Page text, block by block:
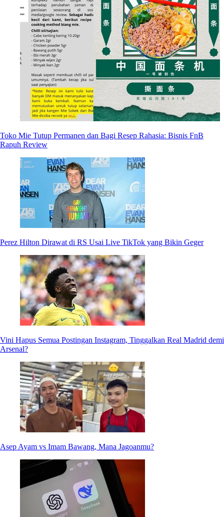
Toko Mie Tutup Permanen dan Bagi Resep Rahasia: Bisnis FnB
Rapuh Review
Perez Hilton Dirawat di RS Usai Live TikTok yang Bikin Geger
Vini Hapus Semua Postingan Instagram, Tinggalkan Real Madrid demi
Arsenal?
Asep Ayam vs Imam Bawang, Mana Jagoanmu?